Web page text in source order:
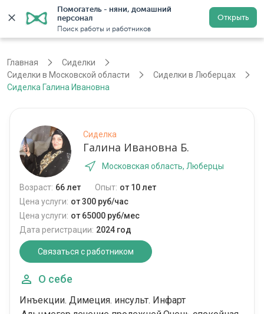
Помогатель - няни, домашний
персонал
Поиск работы и работников
Открыть
Регистрация
Главная
Сиделки
Сиделки в Московской области
Сиделки в Люберцах
Сиделка Галина Ивановна
Сиделка
Галина Ивановна Б.
Московская область, Люберцы
Возраст: 66 лет Опыт: от 10 лет
Цена услуги: от 300 руб/час
Цена услуги: от 65000 руб/мес
Дата регистрации: 2024 год
Связаться с работником
О себе
Инъекции. Димеция. инсульт. Инфарт